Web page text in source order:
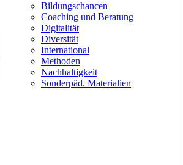
Bildungschancen
Coaching und Beratung
Digitalität
Diversität
International
Methoden
Nachhaltigkeit
Sonderpäd. Materialien